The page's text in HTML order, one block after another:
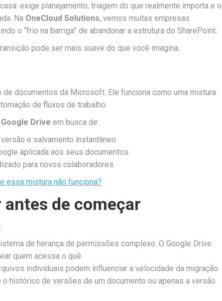
exige planejamento, triagem do que realmente importa e o
Na OneCloud Solutions, vemos muitas empresas
o “frio na barriga” de abandonar a estrutura do SharePoint.
pode ser mais suave do que você imagina.
documentos da Microsoft. Ele funciona como uma mistura
de fluxos de trabalho.
Google Drive em busca de:
e salvamento instantâneo.
aplicada aos seus documentos.
para novos colaboradores.
essa mistura não funciona?
antes de começar
de herança de permissões complexo. O Google Drive
quem acessa o quê.
individuais podem influenciar a velocidade da migração.
histórico de versões de um documento ou apenas a versão